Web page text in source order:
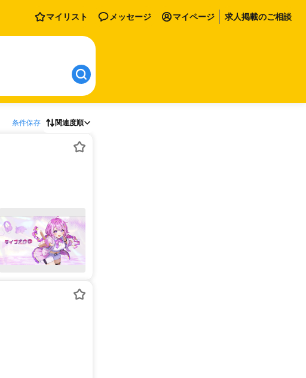
マイリスト メッセージ マイページ 求人掲載のご相談
条件保存 関連度順